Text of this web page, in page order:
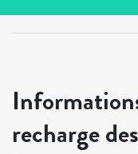
recharge